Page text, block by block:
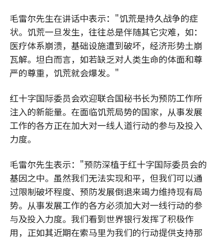
毛雷尔先生在讲话中表示："饥荒是持久战争的症
状。饥荒一旦发生，往往总是伴随其它灾难，如：
医疗体系崩溃，基础设施遭到破坏，经济形势土崩
瓦解。坦白而言，如若缺乏对人类生命的体面和尊
严的尊重，饥荒就会爆发。"
红十字国际委员会欢迎联合国秘书长为预防工作所
注入的新能量。在面临饥荒局势的国家，从事发展
工作的各方正在加大对一线人道行动的参与及投入
力度。
毛雷尔先生表示："预防深植于红十字国际委员会的
基因之中。虽然我们无法实现和平，但我们可以通
过限制破坏程度、预防发展倒退来竭力维持现有局
势。从事发展工作的各方必须加大对一线行动的参
与及投入力度。我们看到世界银行发挥了积极作
用，正如其近期在索马里为我们的行动提供支持那